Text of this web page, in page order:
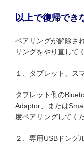
以上で復帰でき
ペアリングが解除さ
リングをやり直して
１、タブレット、ス
タブレット側の
Adaptor、または
度ペアリングしてく
２、専用USBドング